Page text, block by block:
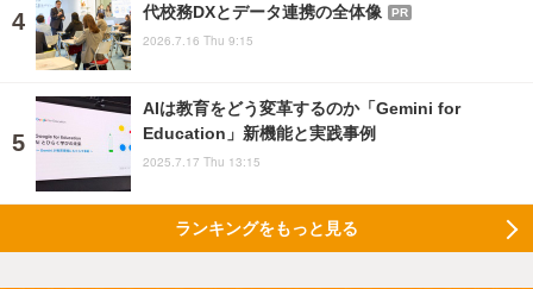
代校務DXとデータ連携の全体像
PR
2026.7.16 Thu 9:15
AIは教育をどう変革するのか「Gemini for
Education」新機能と実践事例
2025.7.17 Thu 13:15
ランキングをもっと見る